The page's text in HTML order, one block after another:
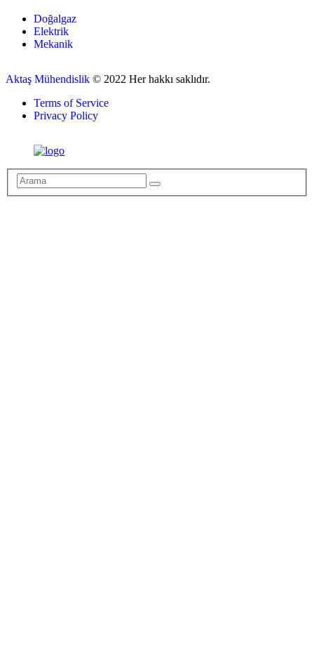
Doğalgaz
Elektrik
Mekanik
Aktaş Mühendislik © 2022 Her hakkı saklıdır.
Terms of Service
Privacy Policy